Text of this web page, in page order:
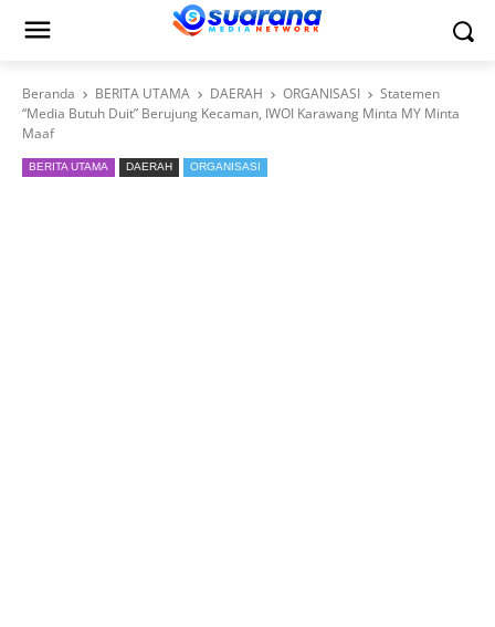
Beranda BERITA UTAMA DAERAH ORGANISASI
Statemen
“Media Butuh Duit” Berujung Kecaman, IWOI Karawang Minta MY Minta
Maaf
BERITA UTAMA DAERAH ORGANISASI